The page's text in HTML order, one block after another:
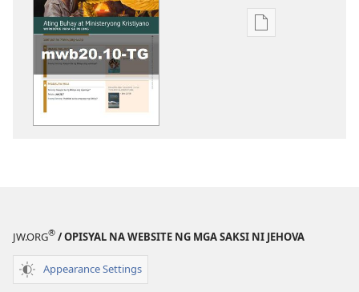
Opsiyon
Oktubre 2020
JW.ORG® / OPISYAL NA WEBSITE NG MGA SAKSI NI JEHOVA
Appearance Settings